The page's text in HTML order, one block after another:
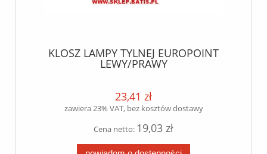
KLOSZ LAMPY TYLNEJ EUROPOINT
LEWY/PRAWY
23,41 zł
zawiera 23% VAT, bez kosztów dostawy
Cena netto: 19,03 zł